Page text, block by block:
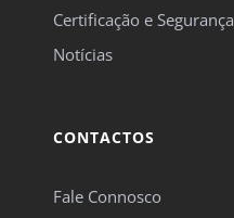
Certificação e Segurança
Notícias
CONTACTOS
Fale Connosco